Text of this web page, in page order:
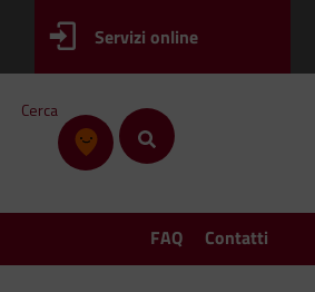
Servizi online
Cerca
FAQ Contatti